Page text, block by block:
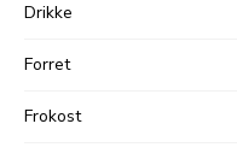
Drikke
Forret
Frokost